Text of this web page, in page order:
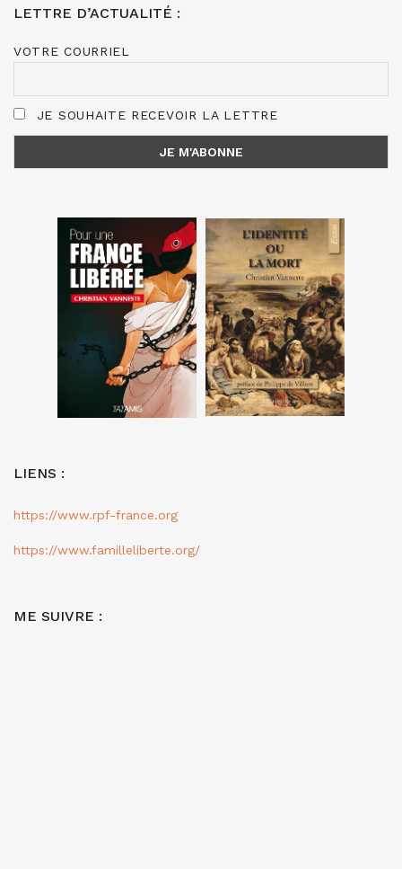
LETTRE D’ACTUALITÉ :
VOTRE COURRIEL
JE SOUHAITE RECEVOIR LA LETTRE
LIENS :
https://www.rpf-france.org
https://www.familleliberte.org/
ME SUIVRE :